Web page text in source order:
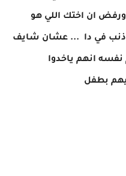
ان اختك اللي هو
ذنب في دا ... عشان شايف
نفسه انهم ياخدوا
بطفل